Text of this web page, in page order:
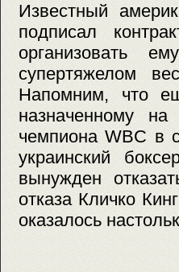
Известный
подписал
организовать
супертяжелом
Напомним, что
назначенному
чемпиона WBC в
украинский
вынужден
отказа Кличко
оказалось